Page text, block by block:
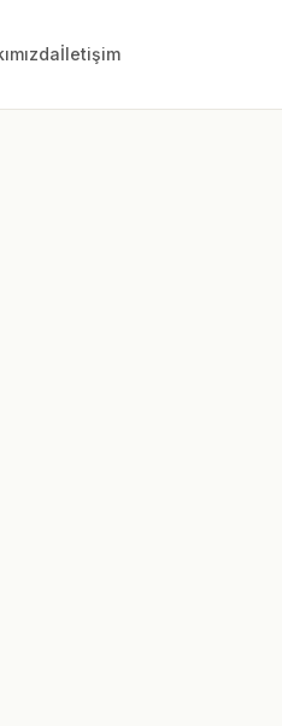
İletişim